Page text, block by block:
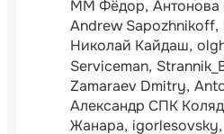
ММ Фёдор
Andrew Sapozhnikoff
Николай Кайдаш
Serviceman
Zamaraev Dmitry
Александр СПК
Жанара igorlesovsky